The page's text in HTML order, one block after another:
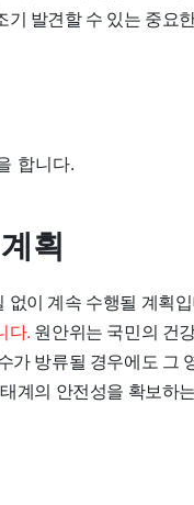
발견할 수 있는 중요
합니다.
획
없이 계속 수행될 계획
다. 원안위는 국민의 건
가 방류될 경우에도 그
계의 안전성을 확보하